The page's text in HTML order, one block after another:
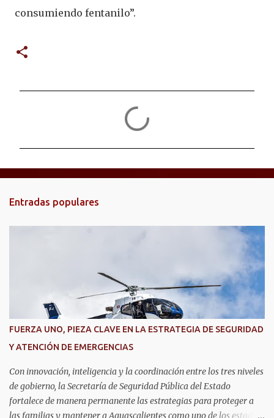
consumiendo fentanilo”.
n
t
Entradas populares
FUERZA UNO, PIEZA CLAVE EN LA ESTRATEGIA DE SEGURIDAD
Y ATENCIÓN DE EMERGENCIAS
Con innovación, inteligencia y la coordinación entre los tres niveles
de gobierno, la Secretaría de Seguridad Pública del Estado
fortalece de manera permanente las estrategias para proteger a
las familias y mantener a Aguascalientes como uno de los estados